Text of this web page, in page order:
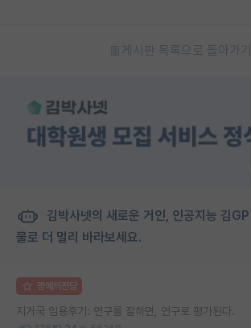
게시판 목록으로 돌아가기
김박사넷의 새로운 거인, 인공지능 김
물로 더 멀리 바라보세요.
명예의전당
지거국 임용후기: 연구를 잘하면, 연구로 평가된다.